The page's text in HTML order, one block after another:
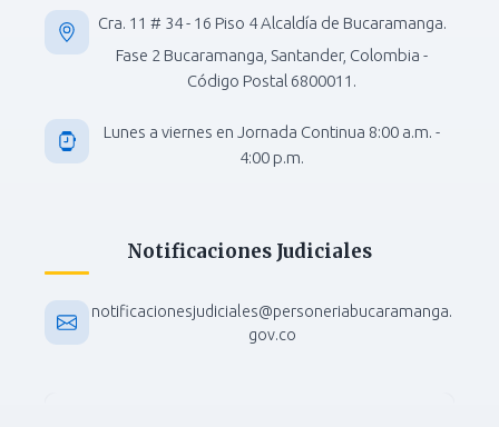
Cra. 11 # 34 - 16 Piso 4 Alcaldía de Bucaramanga.
Fase 2 Bucaramanga, Santander, Colombia -
Código Postal 6800011.
Lunes a viernes en Jornada Continua 8:00 a.m. -
4:00 p.m.
Notificaciones Judiciales
notificacionesjudiciales@personeriabucaramanga.
gov.co